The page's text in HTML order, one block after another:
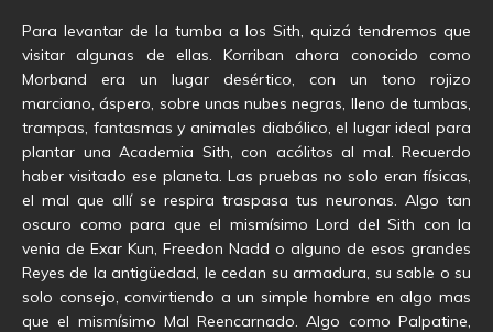
Para levantar de la tumba a los Sith, quizá tendremos que
visitar algunas de ellas. Korriban ahora conocido como
Morband era un lugar desértico, con un tono rojizo
marciano, áspero, sobre unas nubes negras, lleno de tumbas,
trampas, fantasmas y animales diabólico, el lugar ideal para
plantar una Academia Sith, con acólitos al mal. Recuerdo
haber visitado ese planeta. Las pruebas no solo eran físicas,
el mal que allí se respira traspasa tus neuronas. Algo tan
oscuro como para que el mismísimo Lord del Sith con la
venia de Exar Kun, Freedon Nadd o alguno de esos grandes
Reyes de la antigüedad, le cedan su armadura, su sable o su
solo consejo, convirtiendo a un simple hombre en algo mas
que el mismísimo Mal Reencarnado. Algo como Palpatine,